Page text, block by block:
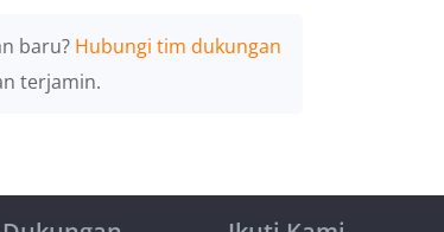
baru? Hubungi tim dukungan
terjamin.